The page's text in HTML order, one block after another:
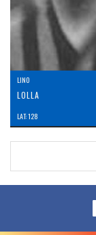
LINO
LOLLA
LAT: 128